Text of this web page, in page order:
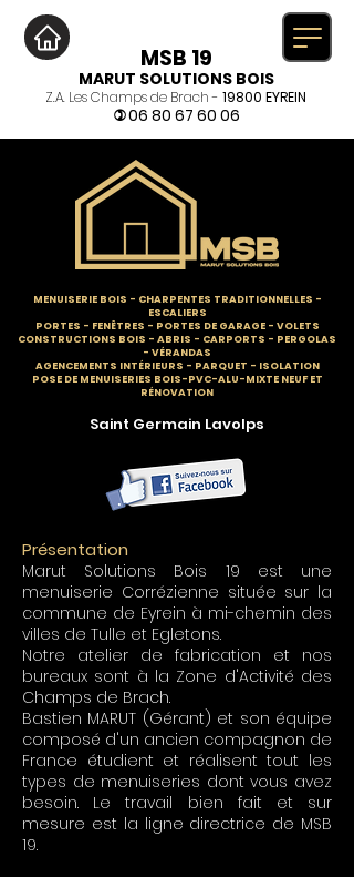
MSB 19
MARUT SOLUTIONS BOIS
Z.A. Les Champs de Brach - 19800 EYREIN
)06 80 67 60 06
MENUISERIE BOIS - CHARPENTES TRADITIONNELLES -
ESCALIERS
PORTES - FENÊTRES - PORTES DE GARAGE - VOLETS
CONSTRUCTIONS BOIS - ABRIS - CARPORTS - PERGOLAS
- VÉRANDAS
AGENCEMENTS INTÉRIEURS - PARQUET - ISOLATION
POSE DE MENUISERIES BOIS-PVC-ALU-MIXTE NEUF ET
RÉNOVATION
Saint Germain Lavolps
Présentation
Marut Solutions Bois 19 est une
menuiserie Corrézienne située sur la
commune de Eyrein à mi-chemin des
villes de Tulle et Egletons.
Notre atelier de fabrication et nos
bureaux sont à la Zone d'Activité des
Champs de Brach.
Bastien MARUT (Gérant) et son équipe
composé d'un ancien compagnon de
France étudient et réalisent tout les
types de menuiseries dont vous avez
besoin. Le travail bien fait et sur
mesure est la ligne directrice de MSB
19.